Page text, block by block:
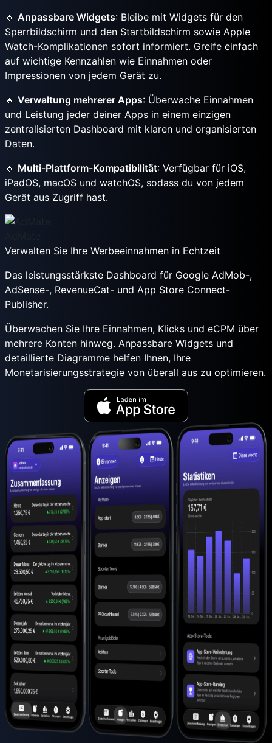
🔹 Anpassbare Widgets: Bleibe mit Widgets für den
Sperrbildschirm und den Startbildschirm sowie Apple
Watch-Komplikationen sofort informiert. Greife einfach
auf wichtige Kennzahlen wie Einnahmen oder
Impressionen von jedem Gerät zu.
🔹 Verwaltung mehrerer Apps: Überwache Einnahmen
und Leistung jeder deiner Apps in einem einzigen
zentralisierten Dashboard mit klaren und organisierten
Daten.
🔹 Multi-Plattform-Kompatibilität: Verfügbar für iOS,
iPadOS, macOS und watchOS, sodass du von jedem
Gerät aus Zugriff hast.
Verwalten Sie Ihre Werbeeinnahmen in Echtzeit
Das leistungsstärkste Dashboard für Google AdMob-,
AdSense-, RevenueCat- und App Store Connect-
Publisher.
Überwachen Sie Ihre Einnahmen, Klicks und eCPM über
mehrere Konten hinweg. Anpassbare Widgets und
detaillierte Diagramme helfen Ihnen, Ihre
Monetarisierungsstrategie von überall aus zu optimieren.